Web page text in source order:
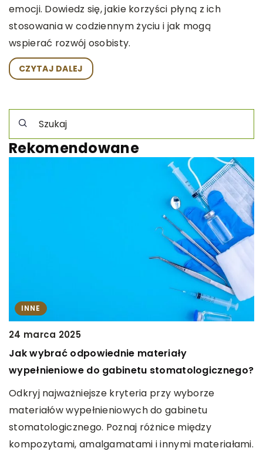
emocji. Dowiedz się, jakie korzyści płyną z ich
stosowania w codziennym życiu i jak mogą
wspierać rozwój osobisty.
CZYTAJ DALEJ
Rekomendowane
INNE
24 marca 2025
Jak wybrać odpowiednie materiały
wypełnieniowe do gabinetu stomatologicznego?
Odkryj najważniejsze kryteria przy wyborze
materiałów wypełnieniowych do gabinetu
stomatologicznego. Poznaj różnice między
kompozytami, amalgamatami i innymi materiałami.